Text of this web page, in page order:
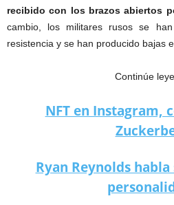
recibido con los brazos abiertos
cambio, los militares rusos se
resistencia y se han producido bajas
Continúe
NFT en Instagram,
Ryan Reynolds